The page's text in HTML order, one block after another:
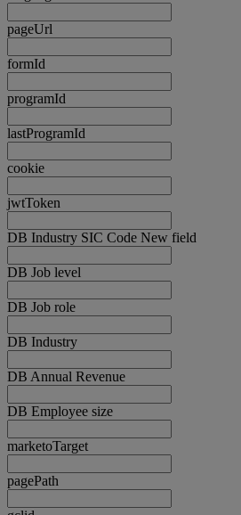
pageUrl
formId
programId
lastProgramId
cookie
jwtToken
DB Industry SIC Code New field
DB Job level
DB Job role
DB Industry
DB Annual Revenue
DB Employee size
marketoTarget
pagePath